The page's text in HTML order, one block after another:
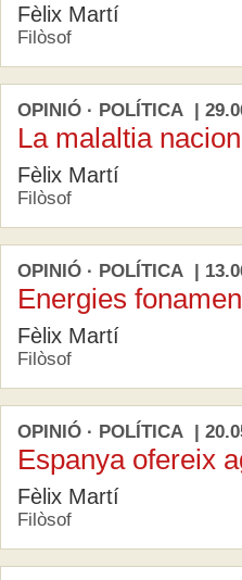
Fèlix Martí
Filòsof
OPINIÓ · POLÍTICA |
La malaltia
Fèlix Martí
Filòsof
OPINIÓ · POLÍTICA |
Energies
Fèlix Martí
Filòsof
OPINIÓ · POLÍTICA |
Espanya ofereix
Fèlix Martí
Filòsof